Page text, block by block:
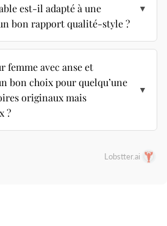
est-il adapté à une
bon rapport qualité-style ?
▼
femme avec anse et
bon choix pour quelqu’une
originaux mais
?
▼
Lobstter.ai